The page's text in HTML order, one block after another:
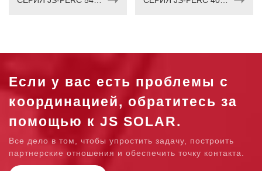
Если у вас есть проблемы с
координацией, обратитесь за
помощью к JS SOLAR.
Все дело в том, чтобы упростить задачу, построить
партнерские отношения и обеспечить точку контакта.